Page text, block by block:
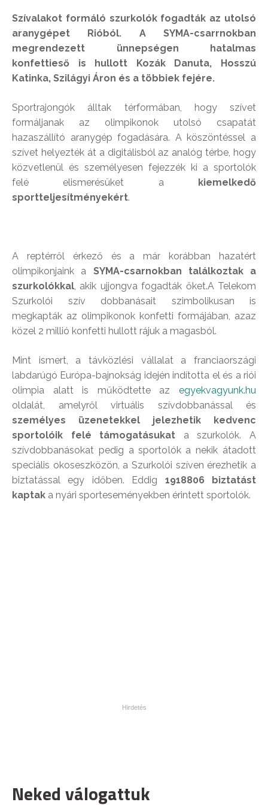
Szívalakot formáló szurkolók fogadták az utolsó
aranygépet Rióból. A SYMA-csarrnokban
megrendezett ünnepségen hatalmas
konfettieső is hullott Kozák Danuta, Hosszú
Katinka, Szilágyi Áron és a többiek fejére.
Sportrajongók álltak térformában, hogy szívet
formáljanak az olimpikonok utolsó csapatát
hazaszállító aranygép fogadására. A köszöntéssel a
szívet helyezték át a digitálisból az analóg térbe, hogy
közvetlenül és személyesen fejezzék ki a sportolók
felé elismerésüket a
kiemelkedő
sportteljesítményekért.
A reptérről érkező és a már korábban hazatért
olimpikonjaink a SYMA-csarnokban találkoztak a
szurkolókkal, akik ujjongva fogadták őket.A Telekom
Szurkolói szív dobbanásait szimbolikusan is
megkapták az olimpikonok konfetti formájában, azaz
közel 2 millió konfetti hullott rájuk a magasból.
Mint ismert, a távközlési vállalat a franciaországi
labdarúgó Európa-bajnokság idején indította el és a riói
olimpia alatt is működtette az egyekvagyunk.hu
oldalát, amelyről virtuális szívdobbanással és
személyes üzenetekkel jelezhetik kedvenc
sportolóik felé támogatásukat a szurkolók. A
szívdobbanásokat pedig a sportolók a nekik átadott
speciális okoseszközön, a Szurkolói szíven érezhetik a
biztatással egy időben. Eddig 1918806 biztatást
kaptak a nyári sporteseményekben érintett sportolók.
Neked válogattuk